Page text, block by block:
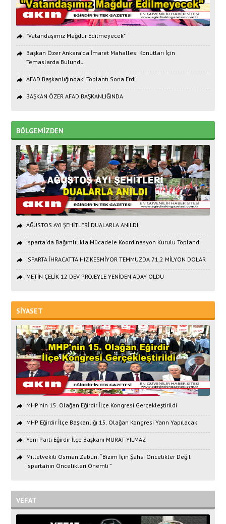
"Vatandaşımız Mağdur Edilmeyecek"
Başkan Özer Ankara’da İmaret Mahallesi Konutları İçin
Temaslarda Bulundu
AFAD Başkanlığındaki Toplantı Sona Erdi
BAŞKAN ÖZER AFAD BAŞKANLIĞINDA
BÖLGEMİZDEN
AĞUSTOS AYI ŞEHİTLERİ DUALARLA ANILDI
Isparta'da Bağımlılıkla Mücadele Koordinasyon Kurulu Toplandı
ISPARTA İHRACATTA HIZ KESMİYOR TEMMUZDA 71,2 MİLYON DOLAR
METİN ÇELİK 12 DEV PROJEYLE YENİDEN ADAY OLDU
SİYASET
MHP'nin 15. Olağan Eğirdir İlçe Kongresi Gerçekleştirildi
MHP Eğirdir İlçe Başkanlığı 15. Olağan Kongresi Yarın Yapılacak
Yeni Parti Eğirdir İlçe Başkanı MURAT YILMAZ
Milletvekili Osman Zabun: “Bizim İçin Şahsi Öncelikler Değil
Isparta’nın Öncelikleri Önemli ”
VEFAT